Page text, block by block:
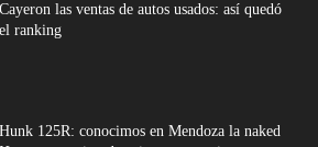
Cayeron las ventas de autos usados: así quedó
el ranking
Hunk 125R: conocimos en Mendoza la naked